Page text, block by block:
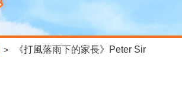
> 《打風落雨下的家長》Peter Sir